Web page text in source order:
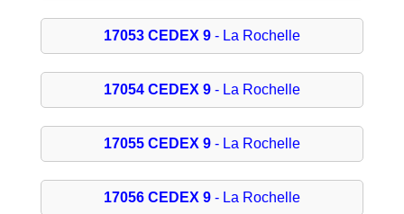
17053 CEDEX 9- La Rochelle
17054 CEDEX 9- La Rochelle
17055 CEDEX 9- La Rochelle
17056 CEDEX 9- La Rochelle